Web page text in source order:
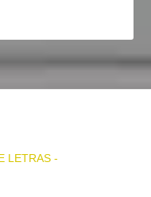
LETRAS -